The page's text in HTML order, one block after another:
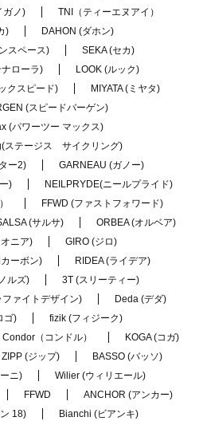
ガノ)
TNI（ティーエヌアイ）
)
DAHON (ダホン)
スペース)
SEKA (セカ)
ローラ)
LOOK (ルック)
クスピード)
MIYATA (ミヤタ)
(スピードバーゲン)
(パワーツー マックス)
ステージス サイクリング)
ー2)
GARNEAU (ガノー)
)
NEILPRYDE(ニールプライド)
FFWD (ファストフォワード)
(サルサ)
ORBEA (オルベア)
ニア)
GIRO (ジロ)
ーボン)
RIDEA (ライデア)
ルズ)
3T (スリーティー)
ァイトデザイン)
Deda (デダ)
ゴ)
fizik (フィジーク)
Condor（コンドル）
KOGA (コガ)
ZIPP (ジップ)
BASSO (バッソ)
ニ)
Wilier (ウィリエール)
FFWD
ANCHOR (アンカー)
18)
Bianchi (ビアンキ)